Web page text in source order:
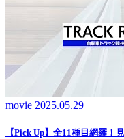
movie 2025.05.29
【Pick Up】全11種目網羅！